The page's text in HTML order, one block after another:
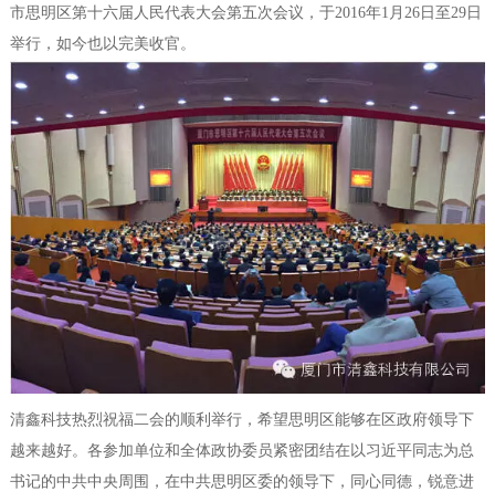
市思明区第十六届人民代表大会第五次会议，于2016年1月26日至29日
举行，如今也以完美收官。
清鑫科技热烈祝福二会的顺利举行，希望思明区能够在区政府领导下
越来越好。各参加单位和全体政协委员紧密团结在以习近平同志为总
书记的中共中央周围，在中共思明区委的领导下，同心同德，锐意进